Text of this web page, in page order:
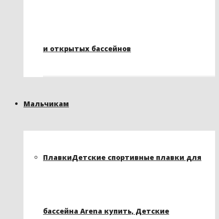
и открытых бассейнов
Мальчикам
ПлавкиДетские спортивные плавки для
бассейна Arena купить, Детские